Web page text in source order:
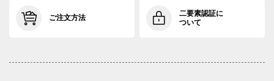
ご注文方法
二要素認証に
ついて